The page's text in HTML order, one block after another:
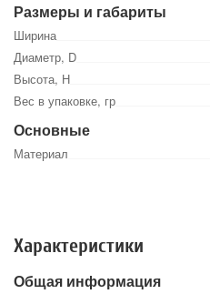
Размеры и габариты
Ширина
Диаметр, D
Высота, Н
Вес в упаковке, гр
Основные
Материал
Характеристики
Общая информация